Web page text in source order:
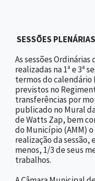
SESSÕES PLENÁRIAS
As sessões
realizadas na 1ª e 3ª
termos do calendário
previstos no
transferências por
publicado no Mural
de Watts Zap, bem
do Município (AMM)
realização da sessão,
menos, 1/3 de seus
trabalhos.